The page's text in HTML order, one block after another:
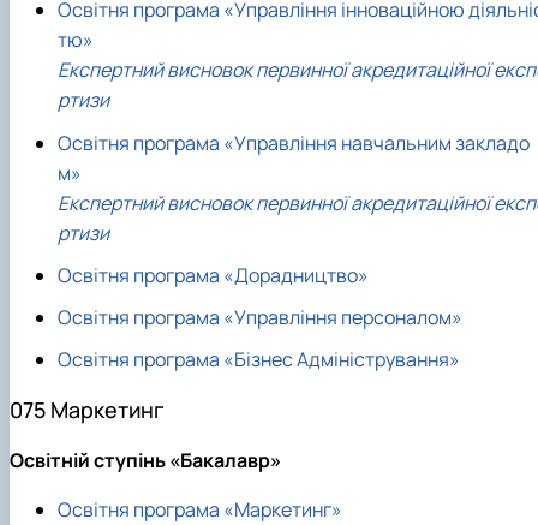
Освітня програма «Управління інноваційною
тю»
Експертний висновок первинної акредитаційної
ртизи
Освітня програма «Управління навчальним закладо
м»
Експертний висновок первинної акредитаційної
ртизи
Освітня програма «Дорадництво»
Освітня програма «Управління персоналом»
Освітня програма «Бізнес Адміністрування»
075 Маркетинг
Освітній ступінь «Бакалавр»
Освітня програма «Маркетинг»